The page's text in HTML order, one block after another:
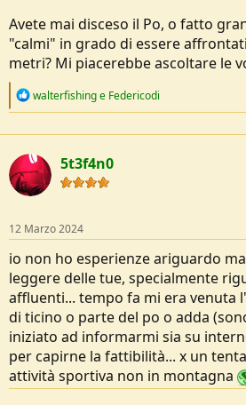
Avete mai disceso il Po, o fatto
"calmi" in grado di essere
metri? Mi piacerebbe ascoltare le
R
c
i
o
n
:
walterfishinge Federicodi
5t3f4n0
12 Marzo 2024
io non ho esperienze ariguardo
leggere delle tue, specialmente
affluenti... tempo fa mi era venuta
di ticino o parte del po o adda
iniziato ad informarmi sia su
per capirne la fattibilità... x un
attività sportiva non in montagna